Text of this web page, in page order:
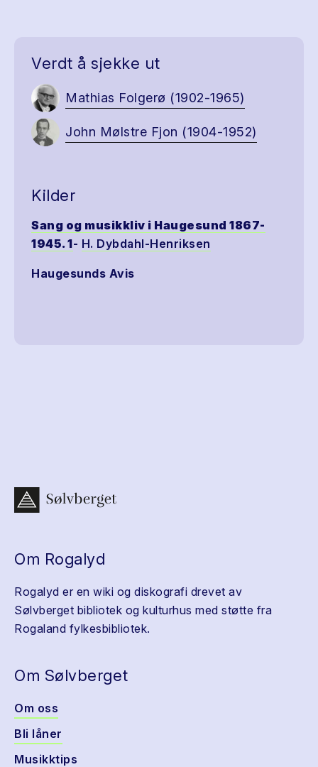
Verdt å sjekke ut
Mathias Folgerø (1902-1965)
John Mølstre Fjon (1904-1952)
Kilder
Sang og musikkliv i Haugesund 1867-
1945. 1- H. Dybdahl-Henriksen
Haugesunds Avis
Om Rogalyd
Rogalyd er en wiki og diskografi drevet av
Sølvberget bibliotek og kulturhus med støtte fra
Rogaland fylkesbibliotek.
Om Sølvberget
Om oss
Bli låner
Musikktips